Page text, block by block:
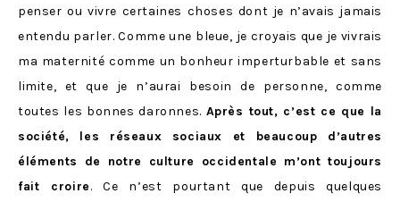
penser ou vivre certaines choses dont je n’avais jamais
entendu parler. Comme une bleue, je croyais que je vivrais
ma maternité comme un bonheur imperturbable et sans
limite, et que je n’aurai besoin de personne, comme
toutes les bonnes daronnes. Après tout, c’est ce que la
société, les réseaux sociaux et beaucoup d’autres
éléments de notre culture occidentale m’ont toujours
fait croire. Ce n’est pourtant que depuis quelques